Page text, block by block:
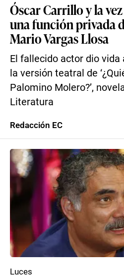
Óscar Carrillo y la
una función privada
Mario Vargas Llosa
El fallecido actor dio vida
la versión teatral de
Palomino Molero?’,
Literatura
Redacción EC
Luces